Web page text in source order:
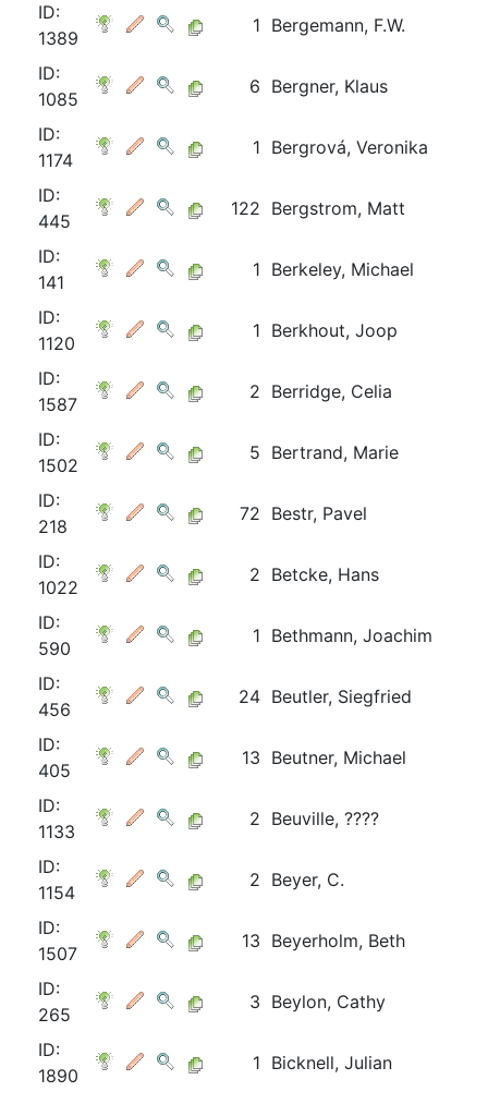
ID:
1389
1 Bergemann, F.W.
ID:
1085
6 Bergner, Klaus
ID:
1174
1 Bergrová, Veronika
ID:
445
122 Bergstrom, Matt
ID:
141
1 Berkeley, Michael
ID:
1120
1 Berkhout, Joop
ID:
1587
2 Berridge, Celia
ID:
1502
5 Bertrand, Marie
ID:
218
72 Bestr, Pavel
ID:
1022
2 Betcke, Hans
ID:
590
1 Bethmann, Joachim
ID:
456
24 Beutler, Siegfried
ID:
405
13 Beutner, Michael
ID:
1133
2 Beuville, ????
ID:
1154
2 Beyer, C.
ID:
1507
13 Beyerholm, Beth
ID:
265
3 Beylon, Cathy
ID:
1890
1 Bicknell, Julian